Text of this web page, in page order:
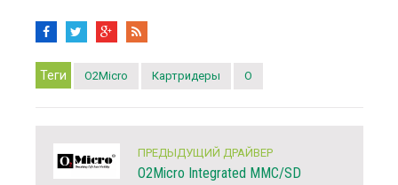
Теги O2Micro Картридеры O
ПРЕДЫДУЩИЙ ДРАЙВЕР
O2Micro Integrated MMC/SD